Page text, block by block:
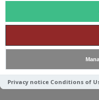
Privacy notice Conditions of